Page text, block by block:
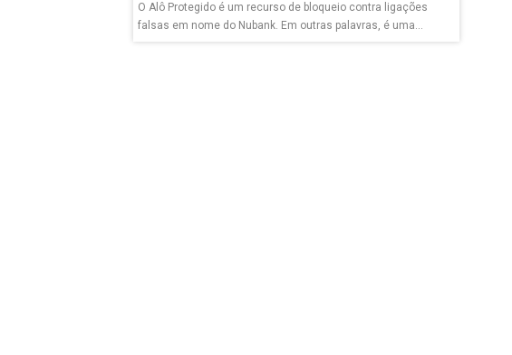
O Alô Protegido é um recurso de bloqueio contra ligações
falsas em nome do Nubank. Em outras palavras, é uma...